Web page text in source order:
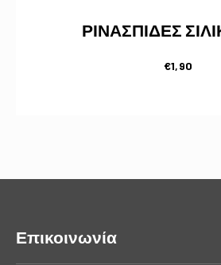
ΡΙΝΑΣΠΙΔΕΣ
€1,90
Επικοινωνία